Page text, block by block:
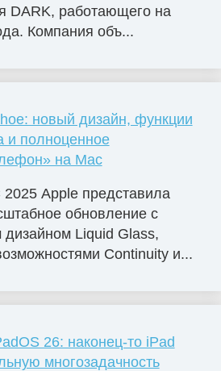
DARK, работающего на
Компания объ...
новый дизайн, функции
и полноценное
на Mac
Apple представила
обновление с
Liquid Glass,
Continuity и...
26: наконец-то iPad
многозадачность